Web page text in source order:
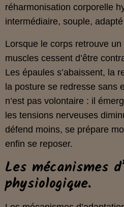
réharmonisation corporelle
intermédiaire, souple,
Lorsque le corps retrouve
muscles cessent d’être
Les épaules s’abaissent, la
la posture se redresse sans
n’est pas volontaire : il
les tensions nerveuses
défend moins, se prépare
enfin se reposer.
Les mécanismes
physiologique.